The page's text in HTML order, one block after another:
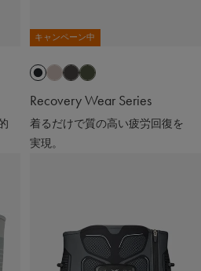
キャンペーン中
Recovery Wear Series
着るだけで質の高い疲労回復を
実現。